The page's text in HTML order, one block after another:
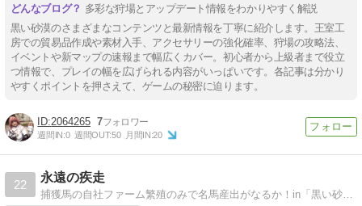
多彩な狩場とアップデート情報をわかりやすく解説
黒い砂漠のさまざまなコンテンツと最新情報を丁寧に紹介します。王室工
房での貿易品作成や素材入手、アクセサリーの強化確率、狩場の攻略法、
イベントや新マップの速報まで幅広くカバー。初心者から上級者まで役立
つ情報で、プレイの幅を広げられる内容がいっぱいです。各記事は分かり
やすくポイントを押さえて、ゲームの秘密に迫ります。
2064265 7
週間IN:0 週間OUT:50 月間IN:20
22
永遠の疾走
捕獲馬の自社ファーム繁殖のみで名馬産出がなるか！in「黒い砂漠」の全記録です。ご意見いただければ幸いです、交配に生かしてみます。